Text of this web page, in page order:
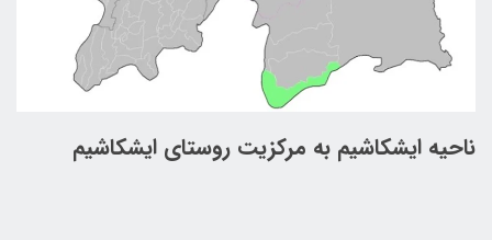
ناحيه ایشكاشيم به مركزيت روستای ایشكاشيم